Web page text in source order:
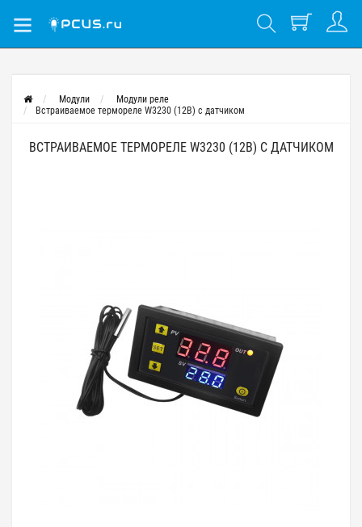
Модули
Модули реле
Встраиваемое термореле W3230 (12В) с датчиком
ВСТРАИВАЕМОЕ ТЕРМОРЕЛЕ W3230 (12В) С ДАТЧИКОМ